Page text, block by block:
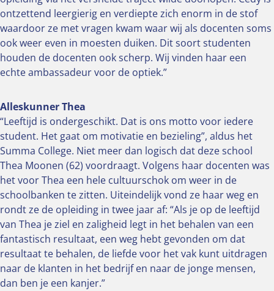
ontzettend leergierig en verdiepte zich enorm in de stof
waardoor ze met vragen kwam waar wij als docenten soms
ook weer even in moesten duiken. Dit soort studenten
houden de docenten ook scherp. Wij vinden haar een
echte ambassadeur voor de optiek.”
Alleskunner Thea
“Leeftijd is ondergeschikt. Dat is ons motto voor iedere
student. Het gaat om motivatie en bezieling”, aldus het
Summa College. Niet meer dan logisch dat deze school
Thea Moonen (62) voordraagt. Volgens haar docenten was
het voor Thea een hele cultuurschok om weer in de
schoolbanken te zitten. Uiteindelijk vond ze haar weg en
rondt ze de opleiding in twee jaar af: “Als je op de leeftijd
van Thea je ziel en zaligheid legt in het behalen van een
fantastisch resultaat, een weg hebt gevonden om dat
resultaat te behalen, de liefde voor het vak kunt uitdragen
naar de klanten in het bedrijf en naar de jonge mensen,
dan ben je een kanjer.”